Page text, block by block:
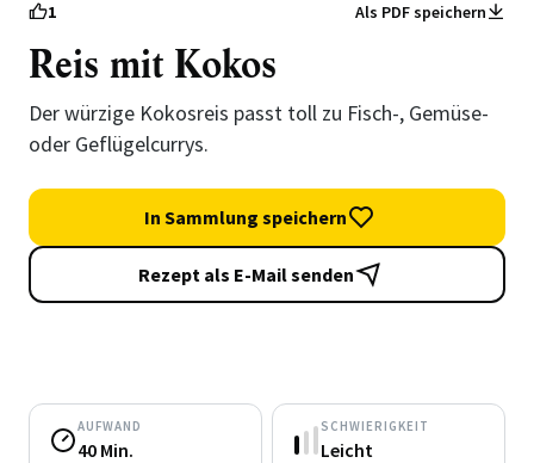
1 Als PDF speichern
Reis mit Kokos
Der würzige Kokosreis passt toll zu Fisch-, Gemüse-
oder Geflügelcurrys.
In Sammlung speichern
Rezept als E-Mail senden
AUFWAND
40 Min.
SCHWIERIGKEIT
Leicht